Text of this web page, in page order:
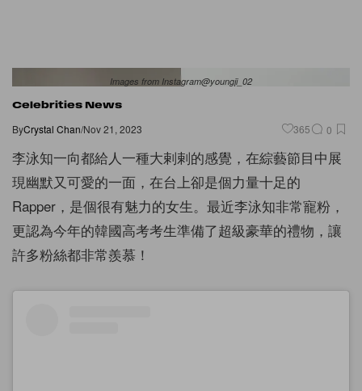
Images from Instagram@youngji_02
Celebrities News
ByCrystal Chan/Nov 21, 2023 365 0
李泳知一向都給人一種大剌剌的感覺，在綜藝節目中展
現幽默又可愛的一面，在台上卻是個力量十足的
Rapper，是個很有魅力的女生。最近李泳知非常寵粉，
更認為今年的韓國高考考生準備了超級豪華的禮物，讓
許多粉絲都非常羨慕！